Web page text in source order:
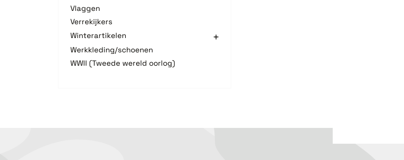
Vlaggen
Verrekijkers
Winterartikelen
Werkkleding/schoenen
WWII (Tweede wereld oorlog)